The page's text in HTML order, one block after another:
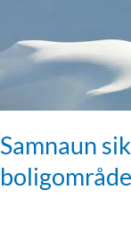
Samnaun